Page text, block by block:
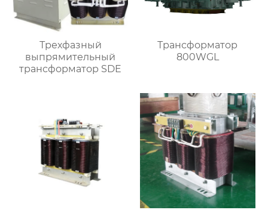
Трехфазный
выпрямительный
трансформатор SDE
Трансформатор
800WGL